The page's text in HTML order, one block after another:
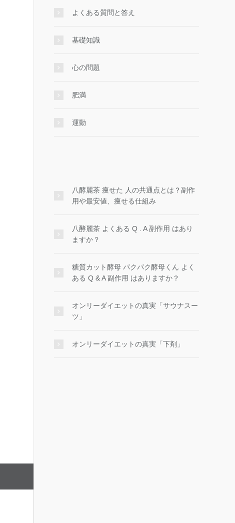
よくある質問と答え
基礎知識
心の問題
肥満
運動
八酵麗茶 痩せた 人の共通点とは？副作
用や最安値、痩せる仕組み
八酵麗茶 よくある Q . A 副作用 はあり
ますか？
糖質カット酵母 パクパク酵母くん よく
ある Q & A 副作用 はありますか？
オンリーダイエットの真実「サウナスー
ツ」
オンリーダイエットの真実「下剤」